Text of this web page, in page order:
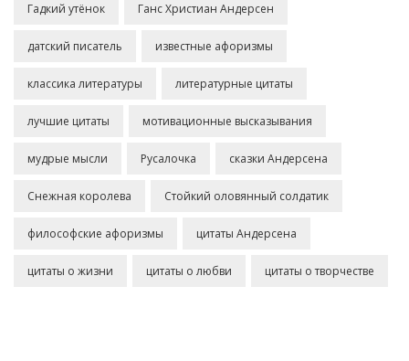
Гадкий утёнок Ганс Христиан Андерсен
датский писатель известные афоризмы
классика литературы литературные цитаты
лучшие цитаты мотивационные высказывания
мудрые мысли Русалочка сказки Андерсена
Снежная королева Стойкий оловянный солдатик
философские афоризмы цитаты Андерсена
цитаты о жизни цитаты о любви цитаты о творчестве